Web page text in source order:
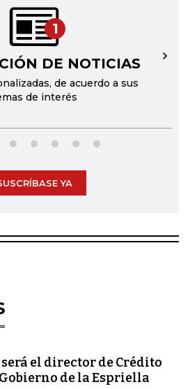
1
DE NOTICIAS
de acuerdo a sus
de interés
→
YA
el director de Crédito
de la Espriella